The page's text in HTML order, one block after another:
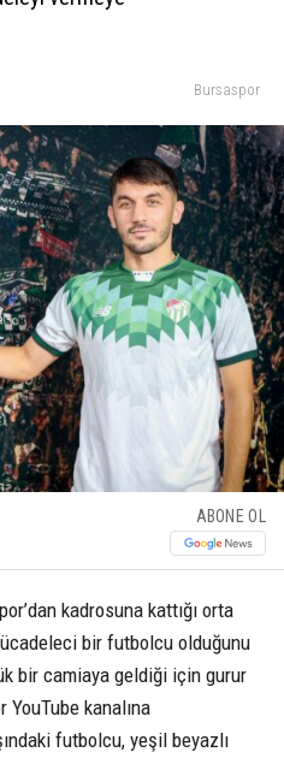
Bursaspor
ABONE OL
kadrosuna kattığı orta
bir futbolcu olduğunu
bir camiaya geldiği için gurur
kanalına
futbolcu, yeşil beyazlı